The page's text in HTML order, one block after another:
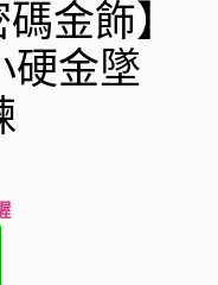
金飾】
硬金墜